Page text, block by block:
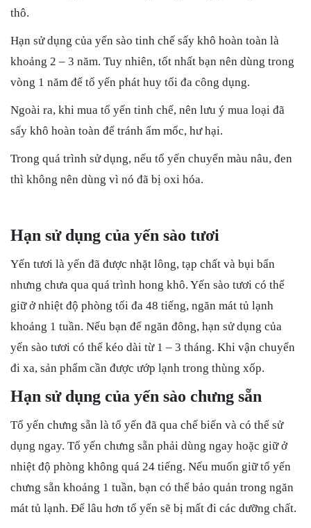
thô.
Hạn sử dụng của yến sào tinh chế sấy khô hoàn toàn là
khoảng 2 – 3 năm. Tuy nhiên, tốt nhất bạn nên dùng trong
vòng 1 năm để tổ yến phát huy tối đa công dụng.
Ngoài ra, khi mua tổ yến tinh chế, nên lưu ý mua loại đã
sấy khô hoàn toàn để tránh ẩm mốc, hư hại.
Trong quá trình sử dụng, nếu tổ yến chuyển màu nâu, đen
thì không nên dùng vì nó đã bị oxi hóa.
Hạn sử dụng của yến sào tươi
Yến tươi là yến đã được nhặt lông, tạp chất và bụi bẩn
nhưng chưa qua quá trình hong khô. Yến sào tươi có thể
giữ ở nhiệt độ phòng tối đa 48 tiếng, ngăn mát tủ lạnh
khoảng 1 tuần. Nếu bạn để ngăn đông, hạn sử dụng của
yến sào tươi có thể kéo dài từ 1 – 3 tháng. Khi vận chuyển
đi xa, sản phẩm cần được ướp lạnh trong thùng xốp.
Hạn sử dụng của yến sào chưng sẵn
Tổ yến chưng sẵn là tổ yến đã qua chế biến và có thể sử
dụng ngay. Tổ yến chưng sẵn phải dùng ngay hoặc giữ ở
nhiệt độ phòng không quá 24 tiếng. Nếu muốn giữ tổ yến
chưng sẵn khoảng 1 tuần, bạn có thể bảo quản trong ngăn
mát tủ lạnh. Để lâu hơn tổ yến sẽ bị mất đi các dưỡng chất.